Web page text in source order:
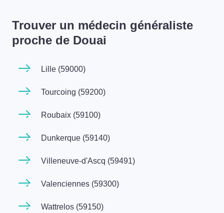
Trouver un médecin généraliste
proche de Douai
Lille (59000)
Tourcoing (59200)
Roubaix (59100)
Dunkerque (59140)
Villeneuve-d'Ascq (59491)
Valenciennes (59300)
Wattrelos (59150)